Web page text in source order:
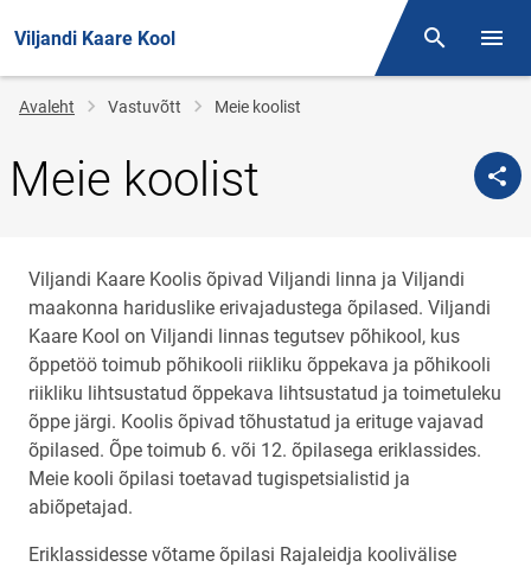
Viljandi Kaare Kool Otsing
Jälglink
Avaleht Vastuvõtt Meie koolist
Meie koolist
Viljandi Kaare Koolis õpivad Viljandi linna ja Viljandi
maakonna hariduslike erivajadustega õpilased. Viljandi
Kaare Kool on Viljandi linnas tegutsev põhikool, kus
õppetöö toimub põhikooli riikliku õppekava ja põhikooli
riikliku lihtsustatud õppekava lihtsustatud ja toimetuleku
õppe järgi. Koolis õpivad tõhustatud ja erituge vajavad
õpilased. Õpe toimub 6. või 12. õpilasega eriklassides.
Meie kooli õpilasi toetavad tugispetsialistid ja
abiõpetajad.
Eriklassidesse võtame õpilasi Rajaleidja koolivälise